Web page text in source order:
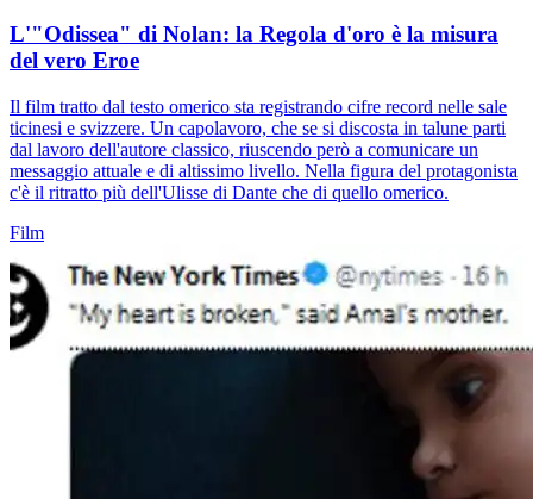
L'"Odissea" di Nolan: la Regola d'oro è la misura
del vero Eroe
Il film tratto dal testo omerico sta registrando cifre record nelle sale
ticinesi e svizzere. Un capolavoro, che se si discosta in talune parti
dal lavoro dell'autore classico, riuscendo però a comunicare un
messaggio attuale e di altissimo livello. Nella figura del protagonista
c'è il ritratto più dell'Ulisse di Dante che di quello omerico.
Film